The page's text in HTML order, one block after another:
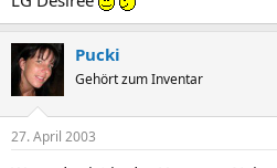
Pucki
Gehört zum Inventar
27. April 2003